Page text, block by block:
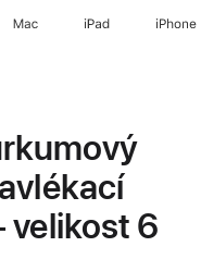
Mac iPad iPhone
velikost 6